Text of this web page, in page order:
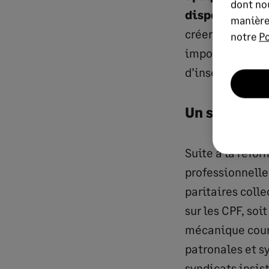
dispenser de
créer des
imposer aux
d’insertion de
Un
Suite à la
paritaires
sur les CPF, soit
mécanique
patronales et
dont
notre